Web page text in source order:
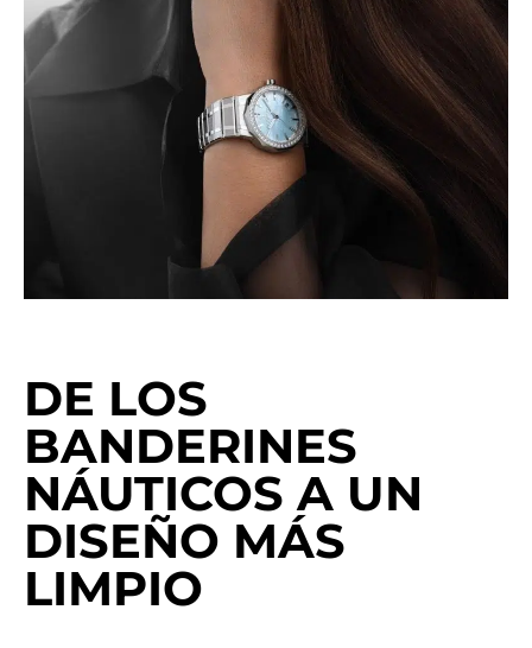
DE LOS
BANDERINES
NÁUTICOS A UN
DISEÑO MÁS
LIMPIO